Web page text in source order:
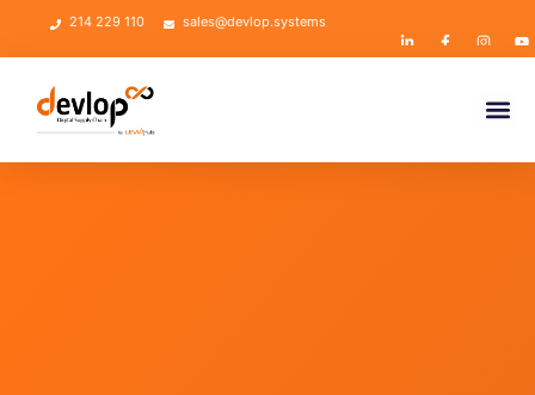
214 229 110 sales@devlop.systems